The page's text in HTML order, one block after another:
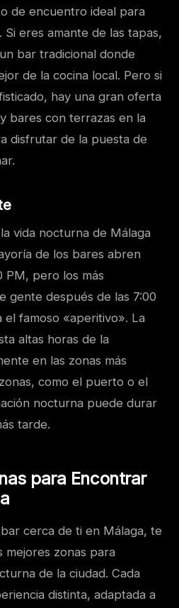
de encuentro ideal para
Si eres amante de las tapas,
bar tradicional donde
de la cocina local. Pero si
hay una gran oferta
bares con terrazas en la
disfrutar de la puesta de
vida nocturna de Málaga
de los bares abren
PM, pero los más
gente después de las 7:00
el famoso «aperitivo». La
altas horas de la
en las zonas más
como el puerto o el
nocturna puede durar
tarde.
para Encontrar
cerca de ti en Málaga, te
mejores zonas para
de la ciudad. Cada
distinta, adaptada a